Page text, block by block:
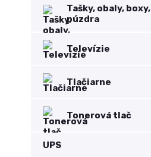
Tašky, obaly, boxy,
púzdra
Televízie
Tlačiarne
Tonerová tlač
UPS